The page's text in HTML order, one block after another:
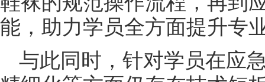
能，助力学员全方面提升专
与此同时，针对学员在应